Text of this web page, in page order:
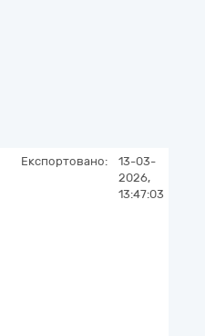
Експортовано:
13-03-
2026,
13:47:03